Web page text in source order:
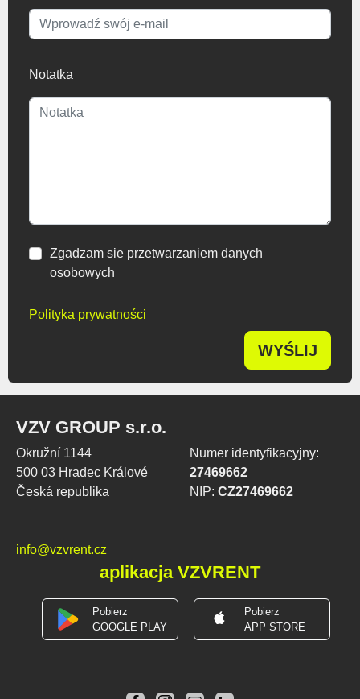
Notatka
Zgadzam sie przetwarzaniem danych
osobowych
Polityka prywatności
WYŚLIJ
VZV GROUP s.r.o.
Okružní 1144
500 03 Hradec Králové
Česká republika
Numer identyfikacyjny:
27469662
NIP: CZ27469662
info@vzvrent.cz
aplikacja VZVRENT
Pobierz
GOOGLE PLAY
Pobierz
APP STORE